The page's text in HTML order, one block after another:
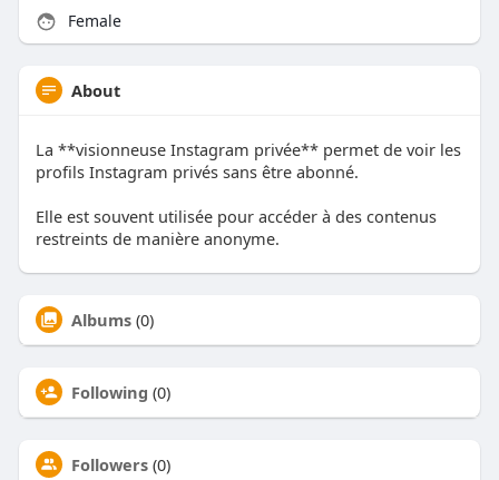
Female
About
La **visionneuse Instagram privée** permet de voir les
profils Instagram privés sans être abonné.
Elle est souvent utilisée pour accéder à des contenus
restreints de manière anonyme.
Albums (0)
Following (0)
Followers (0)